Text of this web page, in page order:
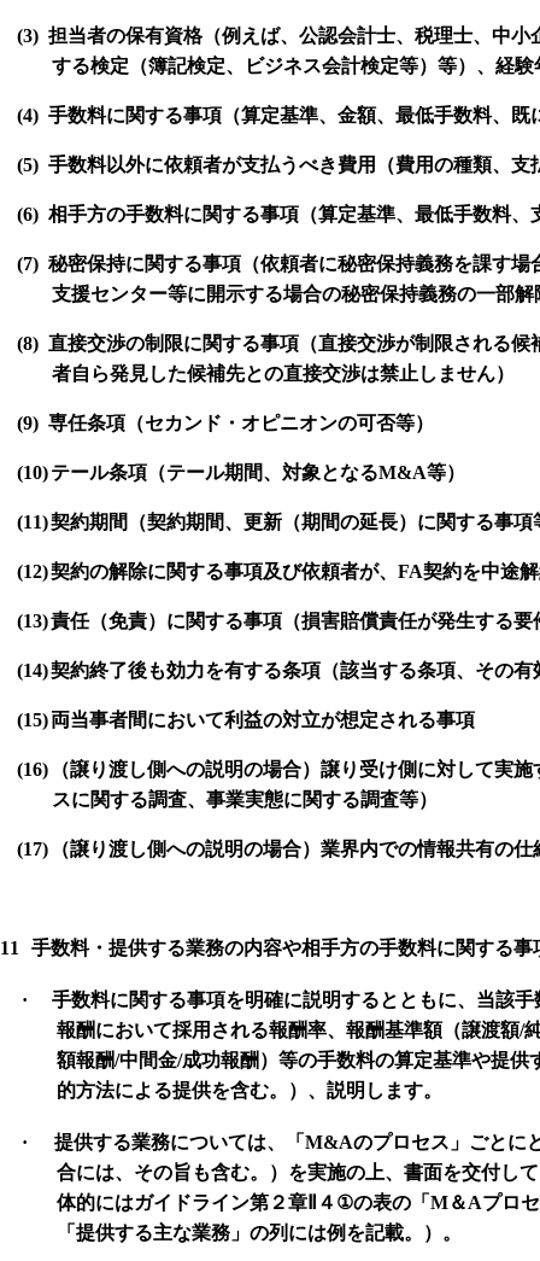
(3) 担当者の保有資格（例えば、公認会計士、税理士、中
する検定（簿記検定、ビジネス会計検定等）等）、経
(4) 手数料に関する事項（算定基準、金額、最低手数料、
(5) 手数料以外に依頼者が支払うべき費用（費用の種類、支
(6) 相手方の手数料に関する事項（算定基準、最低手数料、
(7) 秘密保持に関する事項（依頼者に秘密保持義務を課す
支援センター等に開示する場合の秘密保持義務の一部解
(8) 直接交渉の制限に関する事項（直接交渉が制限される候
者自ら発見した候補先との直接交渉は禁止しません）
(9) 専任条項 （セカンド・オピニオンの可否等）
(10)テール条項（テール期間、対象となるM&A等）
(11)契約期間（契約期間、更新（期間の延長）に関する事項
(12)契約の解除に関する事項及び依頼者が、 FA契約を中途
(13)責任（免責）に関する事項（損害賠償責任が発生する
(14)契約終了後も効力を有する条項（該当する条項、その有
(15)両当事者間において利益の対立が想定される事項
(16)
（譲り渡し側への説明の場合）譲り受け側に対して実
スに関する調査、事業実態に関する調査等）
(17) （譲り渡し側への説明の場合）業界内での情報共有の
11 手数料・提供する業務の内容や相手方の手数料に関する
·
手数料に関する事項を明確に説明するとともに、当該
報酬において採用される報酬率、報酬基準額（譲渡額/
額報酬/中間金/成功報酬）等の手数料の算定基準や提
的方法による提供を含む。）、説明します。
· 提供する業務については、「 M&Aのプロセス」ごとに
合には、その旨も含む。）を実施の上、書面を交付し
体的にはガイドライン第２章
４ ①の表の「M＆Aプロ
「提供する主な業務」の列には例を記載。）。